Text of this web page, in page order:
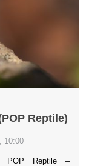
Reptile)
10:00
POP Reptile –